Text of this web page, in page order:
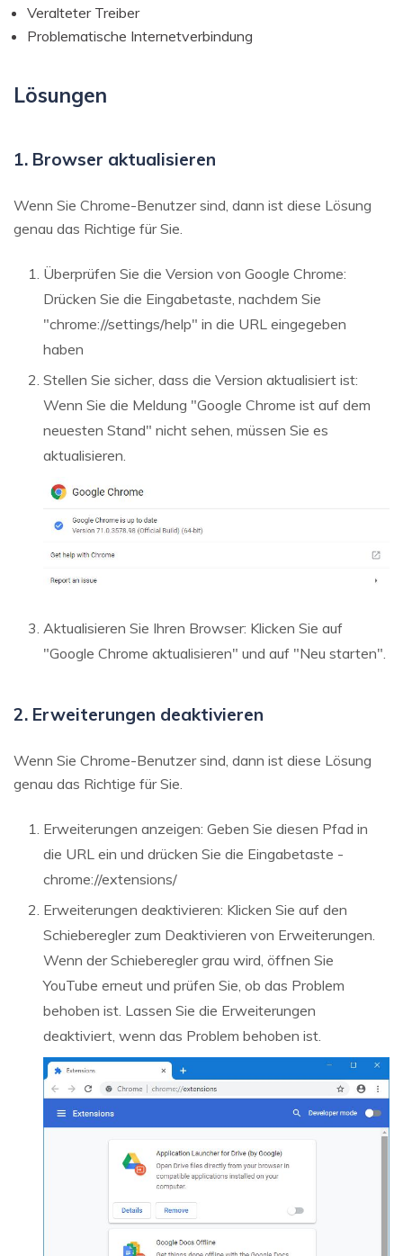
Veralteter Treiber
Problematische Internetverbindung
Lösungen
1. Browser aktualisieren
Wenn Sie Chrome-Benutzer sind, dann ist diese Lösung
genau das Richtige für Sie.
Überprüfen Sie die Version von Google Chrome:
Drücken Sie die Eingabetaste, nachdem Sie
"chrome://settings/help" in die URL eingegeben
haben
Stellen Sie sicher, dass die Version aktualisiert ist:
Wenn Sie die Meldung "Google Chrome ist auf dem
neuesten Stand" nicht sehen, müssen Sie es
aktualisieren.
Aktualisieren Sie Ihren Browser: Klicken Sie auf
"Google Chrome aktualisieren" und auf "Neu starten".
2. Erweiterungen deaktivieren
Wenn Sie Chrome-Benutzer sind, dann ist diese Lösung
genau das Richtige für Sie.
Erweiterungen anzeigen: Geben Sie diesen Pfad in
die URL ein und drücken Sie die Eingabetaste -
chrome://extensions/
Erweiterungen deaktivieren: Klicken Sie auf den
Schieberegler zum Deaktivieren von Erweiterungen.
Wenn der Schieberegler grau wird, öffnen Sie
YouTube erneut und prüfen Sie, ob das Problem
behoben ist. Lassen Sie die Erweiterungen
deaktiviert, wenn das Problem behoben ist.